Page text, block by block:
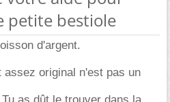
petite bestiole
d'argent.
assez original n'est pas un
as dût le trouver dans la